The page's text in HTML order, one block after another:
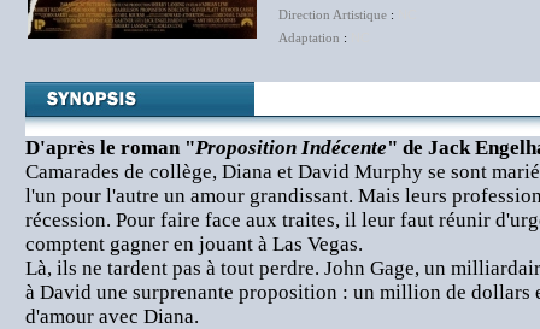
Direction Artistique :
Adaptation :
D'après le roman "Proposition Indécente" de Jack
Camarades de collège, Diana et David Murphy se sont
l'un pour l'autre un amour grandissant. Mais leurs
récession. Pour faire face aux traites, il leur faut réunir
comptent gagner en jouant à Las Vegas.
Là, ils ne tardent pas à tout perdre. John Gage, un
à David une surprenante proposition : un million de dollars
d'amour avec Diana.